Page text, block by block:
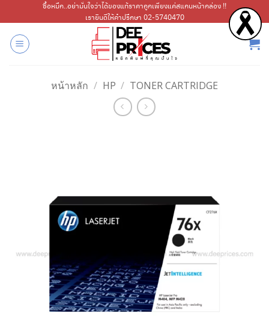
ไป
เนื้อหา
ซื้อหมึก..อย่ามั่นใจว่าได้ของแท้ราคาถูกเพียงแค่สแกนหน้ากล่อง !!
เรายินดีให้คำปรึกษา 02-5740470
หน้าหลัก / HP / TONER CARTRIDGE